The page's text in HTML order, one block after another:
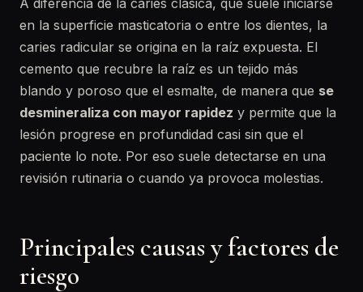
A diferencia de la caries clásica, que suele iniciarse
en la superficie masticatoria o entre los dientes, la
caries radicular se origina en la raíz expuesta. El
cemento que recubre la raíz es un tejido más
blando y poroso que el esmalte, de manera que se
desmineraliza con mayor rapidez y permite que la
lesión progrese en profundidad casi sin que el
paciente lo note. Por eso suele detectarse en una
revisión rutinaria o cuando ya provoca molestias.
Principales causas y factores de
riesgo